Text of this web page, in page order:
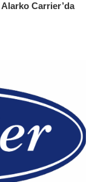
Carrier’da